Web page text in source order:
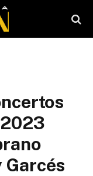
Garcés